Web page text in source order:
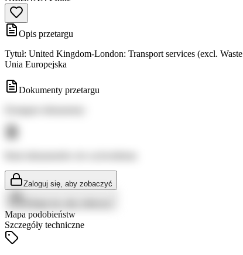
Opis przetargu
Tytuł: United Kingdom-London: Transport services (excl.
Unia Europejska
Dokumenty przetargu
Zaloguj się, aby zobaczyć
Mapa podobieństw
Szczegóły techniczne